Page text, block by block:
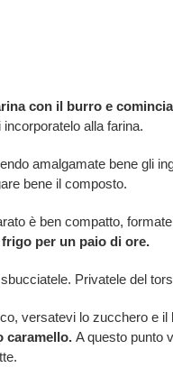
con il burro e
alla farina.
amalgamate bene gli
bene il composto.
è ben compatto,
per un paio di ore.
Privatele del
versatevi lo zucchero e
caramello.A questo punto